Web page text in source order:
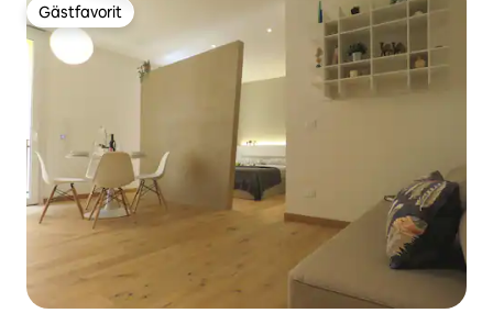
Gästfavorit
Gästfavorit